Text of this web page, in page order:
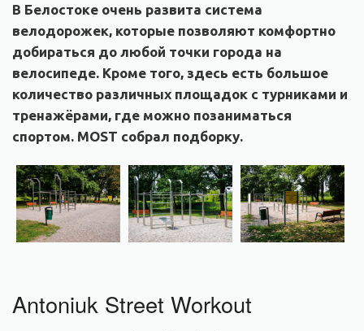
В Белостоке очень развита система
велодорожек, которые позволяют комфортно
добираться до любой точки города на
велосипеде. Кроме того, здесь есть большое
количество различных площадок с турниками и
тренажёрами, где можно позаниматься
спортом. MOST собрал подборку.
Antoniuk Street Workout